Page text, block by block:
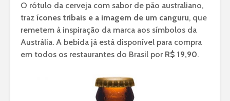
O rótulo da cerveja com sabor de pão australiano,
traz ícones tribais e a imagem de um canguru, que
remetem à inspiração da marca aos símbolos da
Austrália. A bebida já está disponível para compra
em todos os restaurantes do Brasil por R$ 19,90.